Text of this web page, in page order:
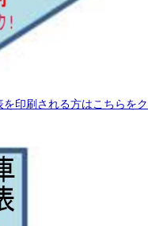
を印刷される方はこちらを